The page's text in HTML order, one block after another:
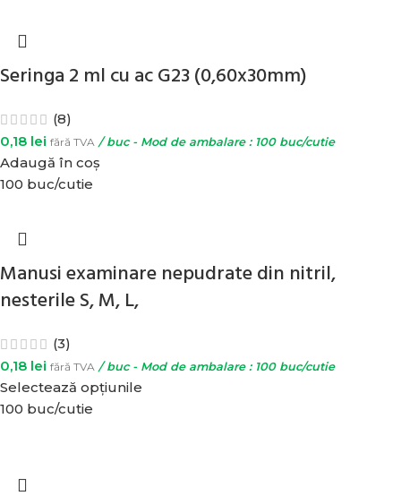
Seringa 2 ml cu ac G23 (0,60x30mm)
(8)
0,18 lei fără TVA / buc - Mod de ambalare : 100 buc/cutie
Adaugă în coș
100 buc/cutie
Manusi examinare nepudrate din nitril,
nesterile S, M, L,
(3)
0,18 lei fără TVA / buc - Mod de ambalare : 100 buc/cutie
Selectează opțiunile
100 buc/cutie